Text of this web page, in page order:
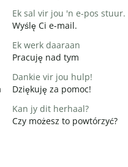
Ek sal vir jou 'n e-pos stuur.
Wyślę Ci e-mail.
Ek werk daaraan
Pracuję nad tym
Dankie vir jou hulp!
Dziękuję za pomoc!
Kan jy dit herhaal?
Czy możesz to powtórzyć?